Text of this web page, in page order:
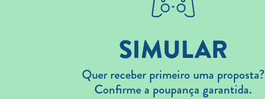
SIMULAR
Quer receber primeiro uma proposta?
Confirme a poupança garantida.